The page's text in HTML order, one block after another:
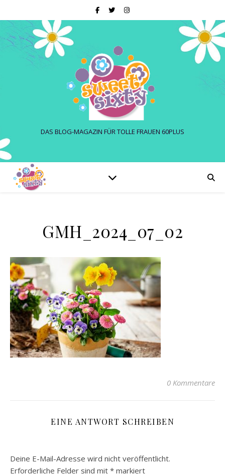
DAS BLOG-MAGAZIN FÜR TOLLE FRAUEN 60PLUS
GMH_2024_07_02
0 Kommentare
EINE ANTWORT SCHREIBEN
Deine E-Mail-Adresse wird nicht veröffentlicht.
Erforderliche Felder sind mit * markiert